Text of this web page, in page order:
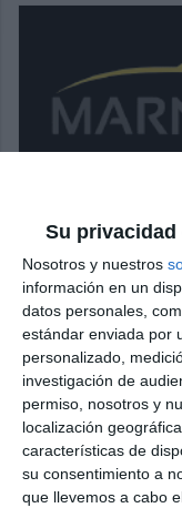
Su
Nosotros y nuestros
información en un
datos personales,
estándar enviada por
personalizado,
investigación de
permiso, nosotros y
localización
características de
su consentimiento a
que llevemos a cabo